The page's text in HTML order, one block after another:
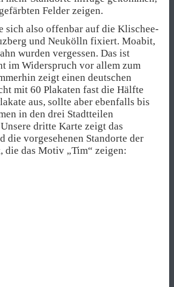
Felder zeigen.
sich also offenbar auf die Klischee-
und Neukölln fixiert. Moabit,
wurden vergessen. Das ist
im Widerspruch vor allem zum
zeigt einen deutschen
mit 60 Plakaten fast die Hälfte
aus, sollte aber ebenfalls bis
in den drei Stadtteilen
dritte Karte zeigt das
die vorgesehenen Standorte der
die das Motiv „Tim“ zeigen: